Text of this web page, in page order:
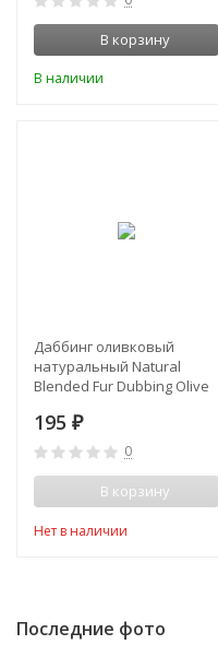
В корзину
В наличии
Даббинг оливковый
натуральный Natural
Blended Fur Dubbing Olive
195 ₽
0
В корзину
Нет в наличии
Последние фото